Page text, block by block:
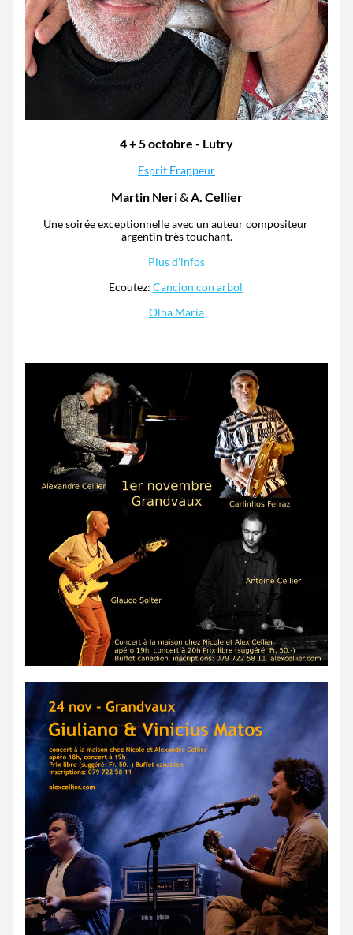
4 + 5 octobre - Lutry
Esprit Frappeur
Martin Neri & A. Cellier
Une soirée exceptionnelle avec un auteur compositeur
argentin très touchant.
Plus d'infos
Ecoutez: Cancion con arbol
Olha Maria